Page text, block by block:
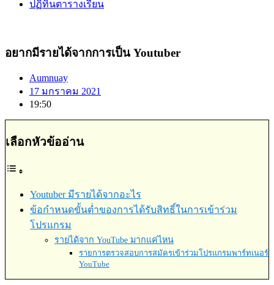
ปฏิทินตารางเรียน
อยากมีรายได้จากการเป็น Youtuber
Aumnuay
17 มกราคม 2021
19:50
เลือกหัวข้ออ่าน
Youtuber มีรายได้จากอะไร
ข้อกำหนดขั้นต่ำของการได้รับสิทธิ์ในการเข้าร่วม
โปรแกรม
รายได้จาก YouTube มากแค่ไหน
รายการตรวจสอบการสมัครเข้าร่วมโปรแกรมพาร์ทเนอร์
YouTube